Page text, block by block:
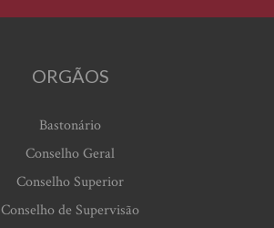
ORGÃOS
Bastonário
Conselho Geral
Conselho Superior
Conselho de Supervisão